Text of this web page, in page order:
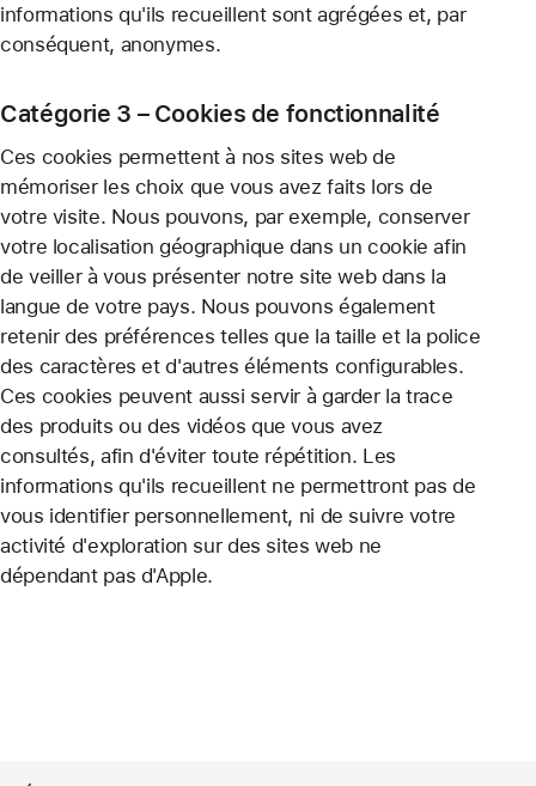
informations qu'ils recueillent sont agrégées et, par
conséquent, anonymes.
Catégorie 3 – Cookies de fonctionnalité
Ces cookies permettent à nos sites web de
mémoriser les choix que vous avez faits lors de
votre visite. Nous pouvons, par exemple, conserver
votre localisation géographique dans un cookie afin
de veiller à vous présenter notre site web dans la
langue de votre pays. Nous pouvons également
retenir des préférences telles que la taille et la police
des caractères et d'autres éléments configurables.
Ces cookies peuvent aussi servir à garder la trace
des produits ou des vidéos que vous avez
consultés, afin d'éviter toute répétition. Les
informations qu'ils recueillent ne permettront pas de
vous identifier personnellement, ni de suivre votre
activité d'exploration sur des sites web ne
dépendant pas d'Apple.